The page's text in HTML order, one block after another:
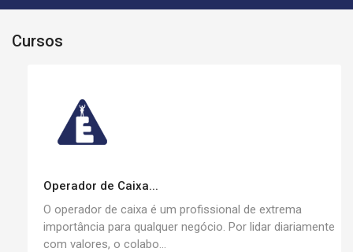
Cursos
Operador de Caixa...
O operador de caixa é um profissional de extrema
importância para qualquer negócio. Por lidar diariamente
com valores, o colabo...